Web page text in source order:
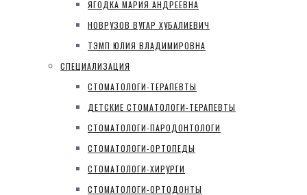
ЯГОДКА МАРИЯ АНДРЕЕВНА
НОВРУЗОВ ВУГАР ХУБАЛИЕВИЧ
ТЭМП ЮЛИЯ ВЛАДИМИРОВНА
СПЕЦИАЛИЗАЦИЯ
СТОМАТОЛОГИ-ТЕРАПЕВТЫ
ДЕТСКИЕ СТОМАТОЛОГИ-ТЕРАПЕВТЫ
СТОМАТОЛОГИ-ПАРОДОНТОЛОГИ
СТОМАТОЛОГИ-ОРТОПЕДЫ
СТОМАТОЛОГИ-ХИРУРГИ
СТОМАТОЛОГИ-ОРТОДОНТЫ